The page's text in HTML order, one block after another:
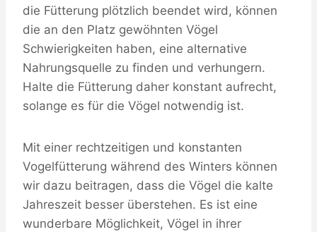
die Fütterung plötzlich beendet wird, können
die an den Platz gewöhnten Vögel
Schwierigkeiten haben, eine alternative
Nahrungsquelle zu finden und verhungern.
Halte die Fütterung daher konstant aufrecht,
solange es für die Vögel notwendig ist.
Mit einer rechtzeitigen und konstanten
Vogelfütterung während des Winters können
wir dazu beitragen, dass die Vögel die kalte
Jahreszeit besser überstehen. Es ist eine
wunderbare Möglichkeit, Vögel in ihrer